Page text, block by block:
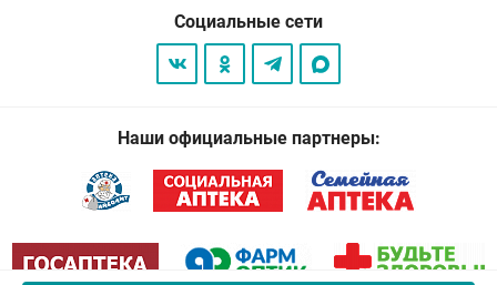
Социальные сети
Наши официальные партнеры: